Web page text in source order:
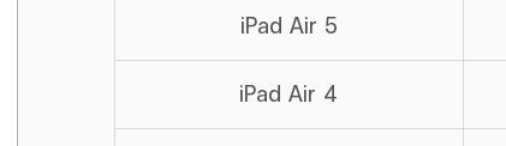
iPad Air 5
iPad Air 4